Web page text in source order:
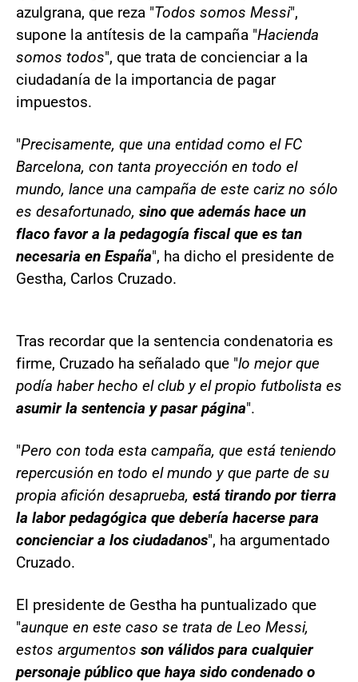
azulgrana, que reza "Todos somos Messi",
supone la antítesis de la campaña "Hacienda
somos todos", que trata de concienciar a la
ciudadanía de la importancia de pagar
impuestos.
"Precisamente, que una entidad como el FC
Barcelona, con tanta proyección en todo el
mundo, lance una campaña de este cariz no sólo
es desafortunado, sino que además hace un
flaco favor a la pedagogía fiscal que es tan
necesaria en España", ha dicho el presidente de
Gestha, Carlos Cruzado.
Tras recordar que la sentencia condenatoria es
firme, Cruzado ha señalado que "lo mejor que
podía haber hecho el club y el propio futbolista es
asumir la sentencia y pasar página".
"Pero con toda esta campaña, que está teniendo
repercusión en todo el mundo y que parte de su
propia afición desaprueba, está tirando por tierra
la labor pedagógica que debería hacerse para
concienciar a los ciudadanos", ha argumentado
Cruzado.
El presidente de Gestha ha puntualizado que
"aunque en este caso se trata de Leo Messi,
estos argumentos son válidos para cualquier
personaje público que haya sido condenado o